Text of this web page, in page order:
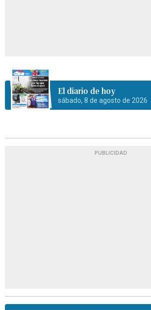
El diario de hoy
sábado, 8 de agosto de 2026
PUBLICIDAD